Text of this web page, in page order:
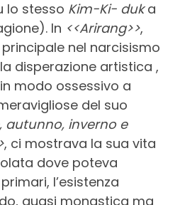
lo stesso Kim-Ki- duka
In <<Arirang>>,
nel narcisismo
disperazione artistica ,
modo ossessivo a
del suo
autunno, inverno e
, ci mostrava la sua vita
dove poteva
l’esistenza
quasi monastica ma